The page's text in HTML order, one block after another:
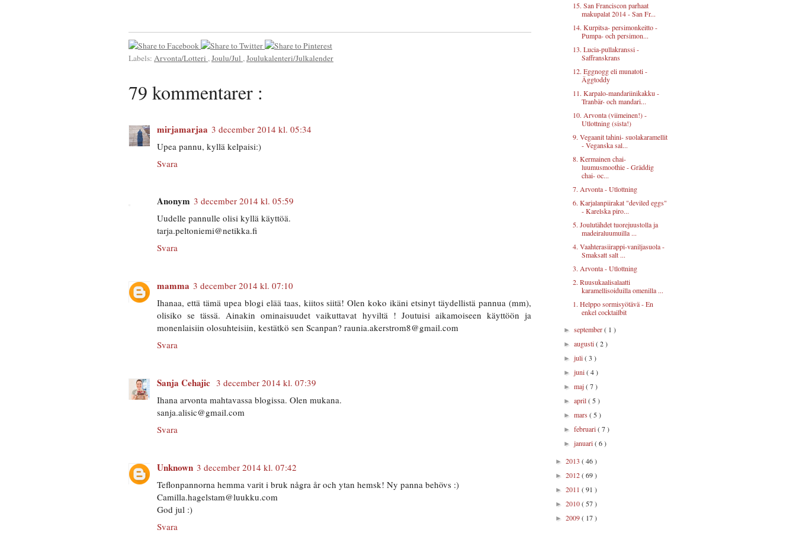
Labels: Arvonta/Lotteri , Joulu/Jul , Joulukalenteri/Julkalender
79 kommentarer :
mirjamarjaa 3 december 2014 kl. 05:34
Upea pannu, kyllä kelpaisi:)
Svara
Anonym 3 december 2014 kl. 05:59
Uudelle pannulle olisi kyllä käyttöä.
tarja.peltoniemi@netikka.fi
Svara
mamma 3 december 2014 kl. 07:10
Ihanaa, että tämä upea blogi elää taas, kiitos siitä! Olen koko ikäni etsinyt täydellistä pannua (mm),
olisiko se tässä. Ainakin ominaisuudet vaikuttavat hyviltä ! Joutuisi aikamoiseen käyttöön ja
monenlaisiin olosuhteisiin, kestätkö sen Scanpan? raunia.akerstrom8@gmail.com
Svara
Sanja Cehajic 3 december 2014 kl. 07:39
Ihana arvonta mahtavassa blogissa. Olen mukana.
sanja.alisic@gmail.com
Svara
Unknown 3 december 2014 kl. 07:42
Teflonpannorna hemma varit i bruk några år och ytan hemsk! Ny panna behövs :)
Camilla.hagelstam@luukku.com
God jul :)
Svara
15. San Franciscon parhaat
makupalat 2014 - San Fr...
14. Kurpitsa- persimonkeitto -
Pumpa- och persimon...
13. Lucia-pullakranssi -
Saffranskrans
12. Eggnogg eli munatoti -
Äggtoddy
11. Karpalo-mandariinikakku -
Tranbär- och mandari...
10. Arvonta (viimeinen!) -
Utlottning (sista!)
9. Vegaanit tahini- suolakaramellit
- Veganska sal...
8. Kermainen chai-
luumusmoothie - Gräddig
chai- oc...
7. Arvonta - Utlottning
6. Karjalanpiirakat "deviled eggs"
- Karelska piro...
5. Joulutähdet tuorejuustolla ja
madeiraluumuilla ...
4. Vaahterasiirappi-vaniljasuola -
Smaksatt salt ...
3. Arvonta - Utlottning
2. Ruusukaalisalaatti
karamellisoiduilla omenilla ...
1. Helppo sormisyötävä - En
enkel cocktailbit
►september( 1 )
►augusti( 2 )
►juli( 3 )
►juni( 4 )
►maj( 7 )
►april( 5 )
►mars( 5 )
►februari( 7 )
►januari( 6 )
► 2013 ( 46 )
► 2012( 69 )
► 2011 ( 91 )
► 2010( 57 )
► 2009( 17 )